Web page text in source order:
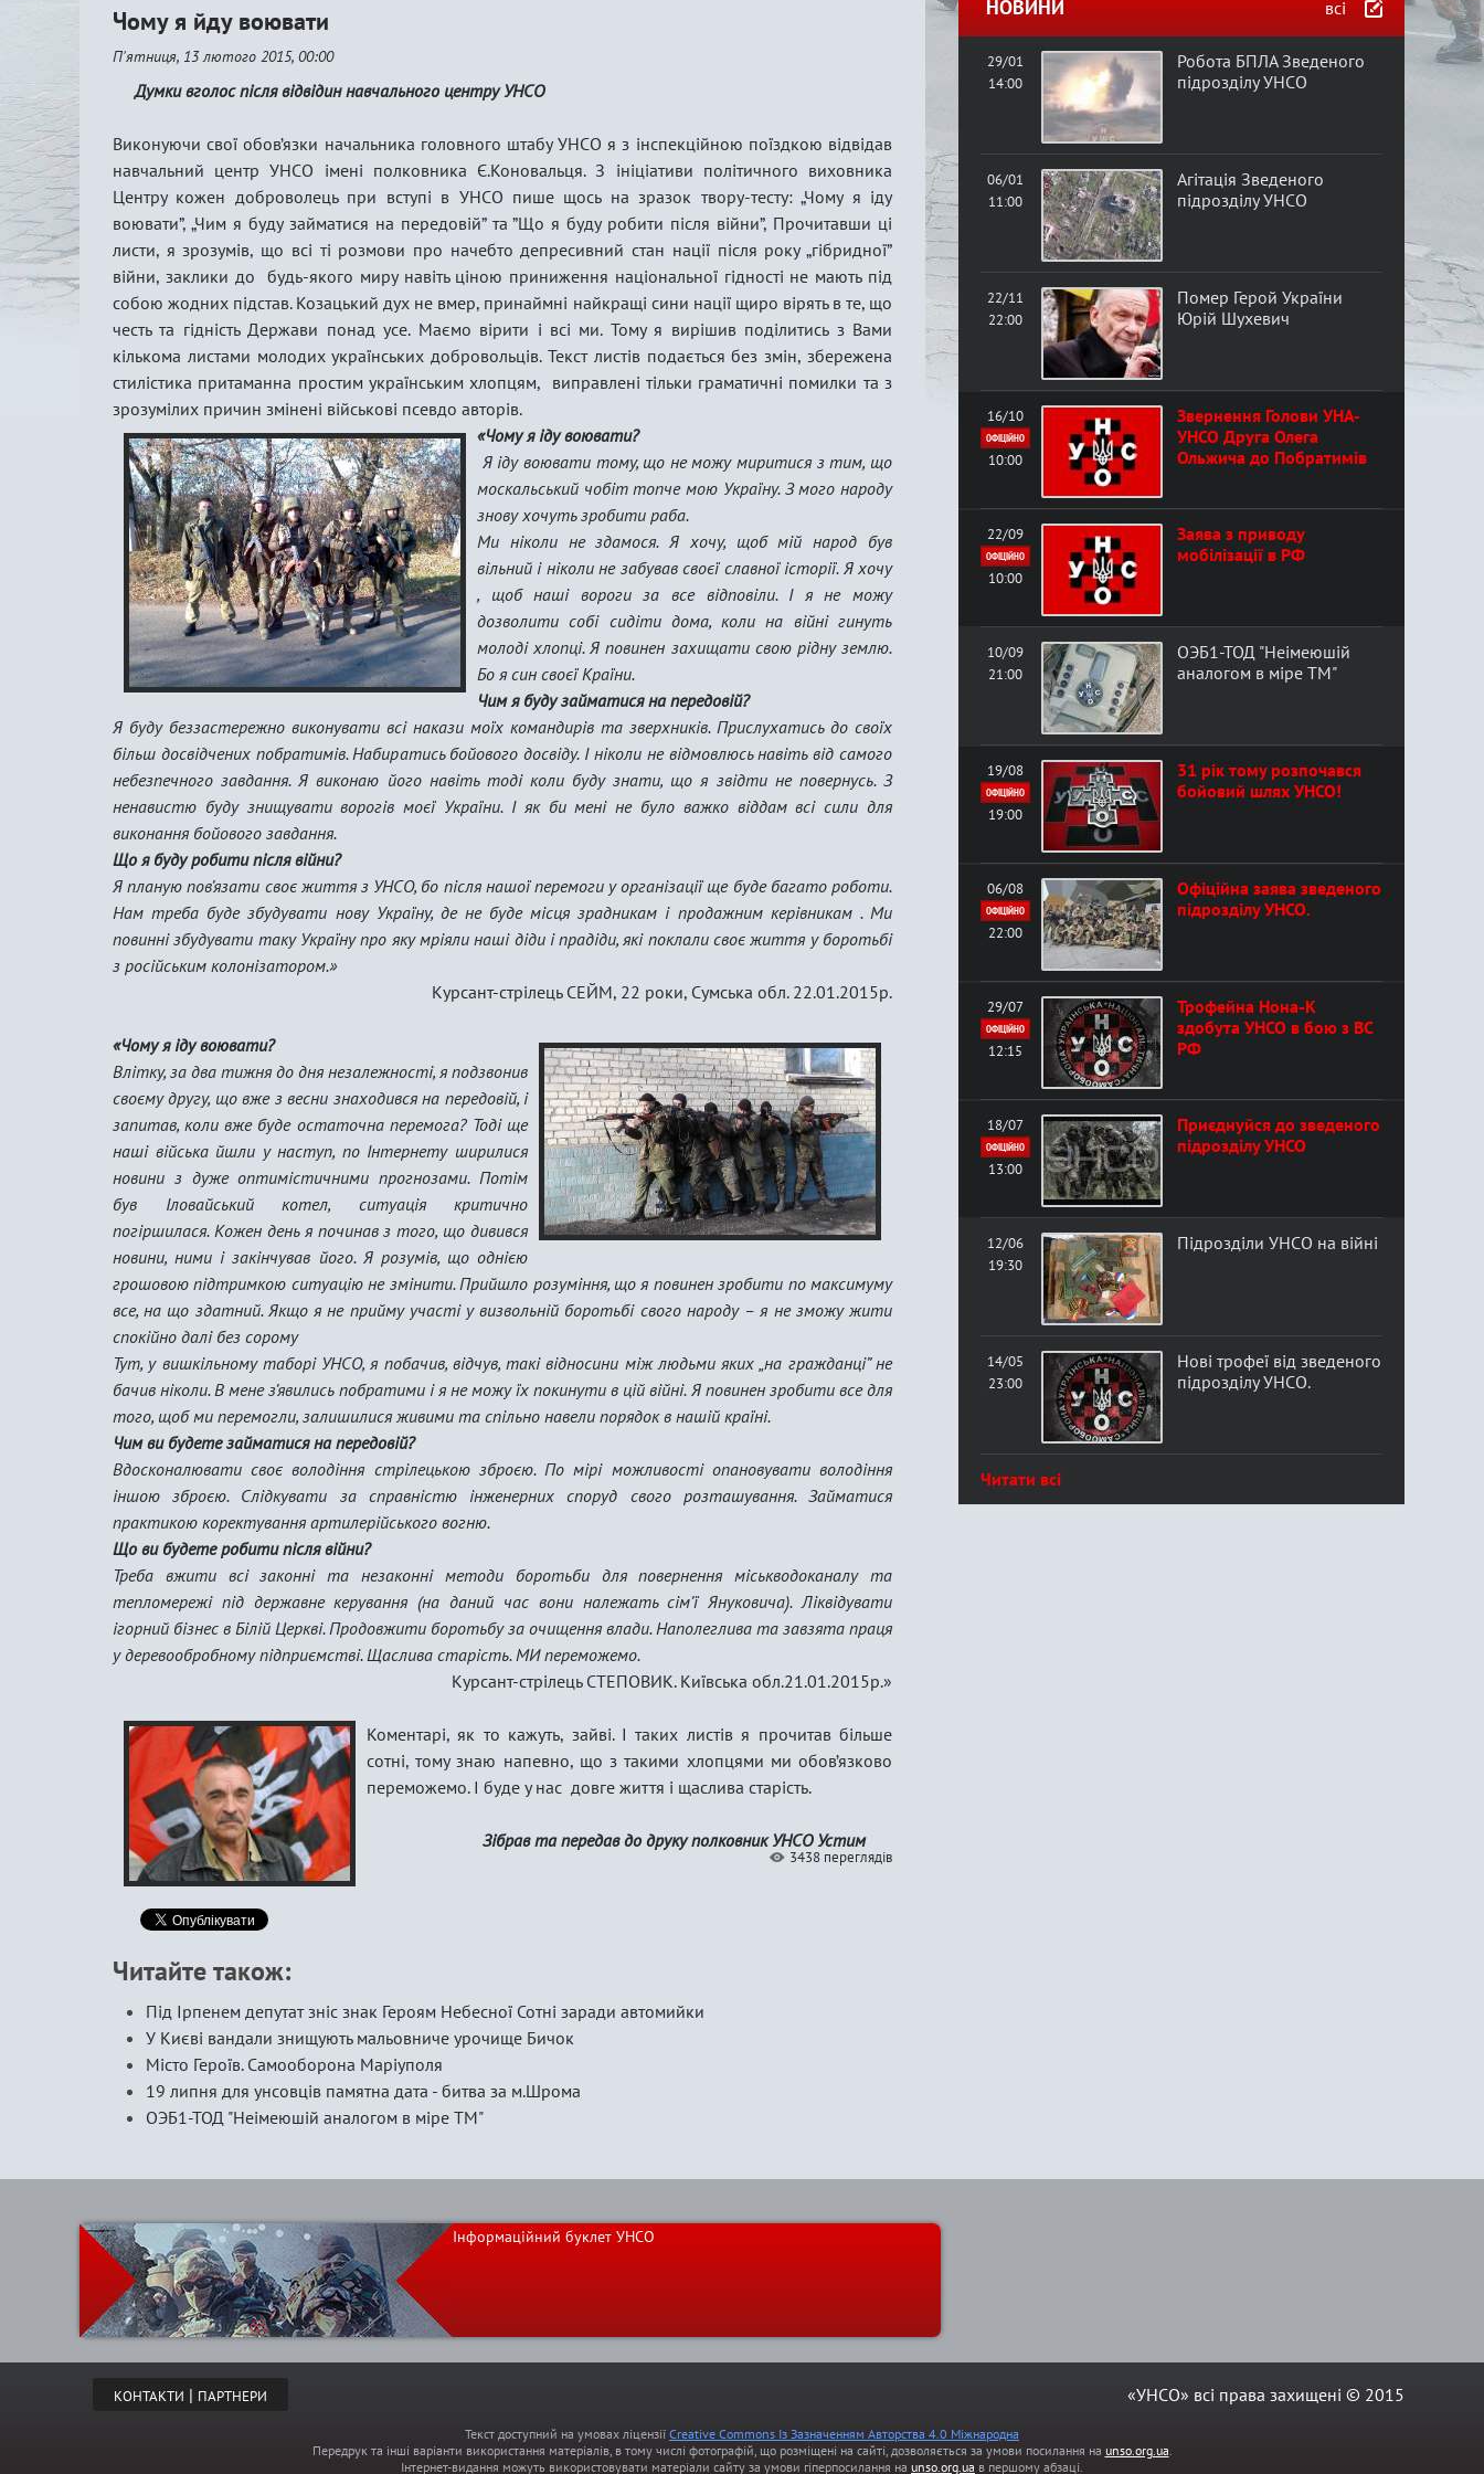
а
р
а
НОВИНИ всі
29/01
14:00
Робота БПЛА Зведеного
підрозділу УНСО
06/01
11:00
Агітація Зведеного
підрозділу УНСО
22/11
22:00
Помер Герой України
Юрій Шухевич
16/10
ОФІЦІЙНО
10:00
Звернення Голови УНА-
УНСО Друга Олега
Ольжича до Побратимів
22/09
ОФІЦІЙНО
10:00
Заява з приводу
мобілізації в РФ
10/09
21:00
ОЭБ1-ТОД "Неімеюшій
аналогом в міре ТМ"
19/08
ОФІЦІЙНО
19:00
31 рік тому розпочався
бойовий шлях УНСО!
06/08
ОФІЦІЙНО
22:00
Офіційна заява зведеного
підрозділу УНСО.
29/07
ОФІЦІЙНО
12:15
Трофейна Нона-К
здобута УНСО в бою з ВС
РФ
18/07
ОФІЦІЙНО
13:00
Приєднуйся до зведеного
підрозділу УНСО
12/06
19:30
Підрозділи УНСО на війні
14/05
23:00
Нові трофеї від зведеного
підрозділу УНСО.
Читати всі
Чому я йду воювати
П'ятниця, 13 лютого 2015, 00:00
Думки вголос після відвідин навчального центру УНСО
Виконуючи свої обов’язки начальника головного штабу УНСО я з інспекційною поїздкою відвідав
навчальний центр УНСО імені полковника Є.Коновальця. З ініціативи політичного виховника
Центру кожен доброволець при вступі в УНСО пише щось на зразок твору-тесту: „Чому я іду
воювати”, „Чим я буду займатися на передовій” та ”Що я буду робити після війни”, Прочитавши ці
листи, я зрозумів, що всі ті розмови про начебто депресивний стан нації після року „гібридної”
війни, заклики до будь-якого миру навіть ціною приниження національної гідності не мають під
собою жодних підстав. Козацький дух не вмер, принаймні найкращі сини нації щиро вірять в те, що
честь та гідність Держави понад усе. Маємо вірити і всі ми. Тому я вирішив поділитись з Вами
кількома листами молодих українських добровольців. Текст листів подається без змін, збережена
стилістика притаманна простим українським хлопцям, виправлені тільки граматичні помилки та з
зрозумілих причин змінені військові псевдо авторів.
«Чому я іду воювати?
Я іду воювати тому, що не можу миритися з тим, що
москальський чобіт топче мою Україну. З мого народу
знову хочуть зробити раба.
Ми ніколи не здамося. Я хочу, щоб мій народ був
вільний і ніколи не забував своєї славної історії. Я хочу
, щоб наші вороги за все відповіли. І я не можу
дозволити собі сидіти дома, коли на війні гинуть
молоді хлопці. Я повинен захищати свою рідну землю.
Бо я син своєї Країни.
Чим я буду займатися на передовій?
Я буду беззастережно виконувати всі накази моїх командирів та зверхників. Прислухатись до своїх
більш досвідчених побратимів. Набиратись бойового досвіду. І ніколи не відмовлюсь навіть від самого
небезпечного завдання. Я виконаю його навіть тоді коли буду знати, що я звідти не повернусь. З
ненавистю буду знищувати ворогів моєї України. І як би мені не було важко віддам всі сили для
виконання бойового завдання.
Що я буду робити після війни?
Я планую пов’язати своє життя з УНСО, бо після нашої перемоги у організації ще буде багато роботи.
Нам треба буде збудувати нову Україну, де не буде місця зрадникам і продажним керівникам . Ми
повинні збудувати таку Україну про яку мріяли наші діди і прадіди, які поклали своє життя у боротьбі
з російським колонізатором.»
Курсант-стрілець СЕЙМ, 22 роки, Сумська обл. 22.01.2015р.
«Чому я іду воювати?
Влітку, за два тижня до дня незалежності, я подзвонив
своєму другу, що вже з весни знаходився на передовій, і
запитав, коли вже буде остаточна перемога? Тоді ще
наші війська йшли у наступ, по Інтернету ширилися
новини з дуже оптимістичними прогнозами. Потім
був Іловайський котел, ситуація критично
погіршилася. Кожен день я починав з того, що дивився
новини, ними і закінчував його. Я розумів, що однією
грошовою підтримкою ситуацію не змінити. Прийшло розуміння, що я повинен зробити по максимуму
все, на що здатний. Якщо я не прийму участі у визвольній боротьбі свого народу – я не зможу жити
спокійно далі без сорому
Тут, у вишкільному таборі УНСО, я побачив, відчув, такі відносини між людьми яких „на гражданці” не
бачив ніколи. В мене з’явились побратими і я не можу їх покинути в цій війні. Я повинен зробити все для
того, щоб ми перемогли, залишилися живими та спільно навели порядок в нашій країні.
Чим ви будете займатися на передовій?
Вдосконалювати своє володіння стрілецькою зброєю. По мірі можливості опановувати володіння
іншою зброєю. Слідкувати за справністю інженерних споруд свого розташування. Займатися
практикою коректування артилерійського вогню.
Що ви будете робити після війни?
Треба вжити всі законні та незаконні методи боротьби для повернення міськводоканалу та
тепломережі під державне керування (на даний час вони належать сім’ї Януковича). Ліквідувати
ігорний бізнес в Білій Церкві. Продовжити боротьбу за очищення влади. Наполеглива та завзята праця
у деревообробному підприємстві. Щаслива старість. МИ переможемо.
Курсант-стрілець СТЕПОВИК. Київська обл.21.01.2015р.»
Коментарі, як то кажуть, зайві. І таких листів я прочитав більше
сотні, тому знаю напевно, що з такими хлопцями ми обов’язково
переможемо. І буде у нас довге життя і щаслива старість.
Зібрав та передав до друку полковник УНСО Устим
3438 переглядів
Читайте також:
Під Ірпенем депутат зніс знак Героям Небесної Сотні заради автомийки
У Києві вандали знищують мальовниче урочище Бичок
Місто Героїв. Самооборона Маріуполя
19 липня для унсовців памятна дата - битва за м.Шрома
ОЭБ1-ТОД "Неімеюшій аналогом в міре ТМ"
Інформаційний буклет УНСО
КОНТАКТИ | ПАРТНЕРИ «УНСО» всі права захищені © 2015
Текст доступний на умовах ліцензії Creative Commons Із Зазначенням Авторства 4.0 Міжнародна
Передрук та інші варіанти використання матеріалів, в тому числі фотографій, що розміщені на сайті, дозволяється за умови посилання на unso.org.ua.
Інтернет-видання можуть використовувати матеріали сайту за умови гіперпосилання на unso.org.ua в першому абзаці.